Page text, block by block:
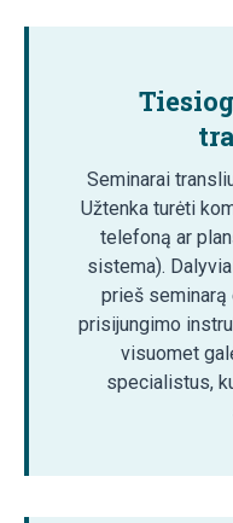
Seminarai
Užtenka turėti
telefoną ar
sistema).
prieš seminarą
prisijungimo
visuomet
specialistus,